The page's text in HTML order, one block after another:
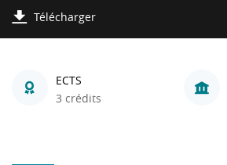
Télécharger
ECTS
3 crédits